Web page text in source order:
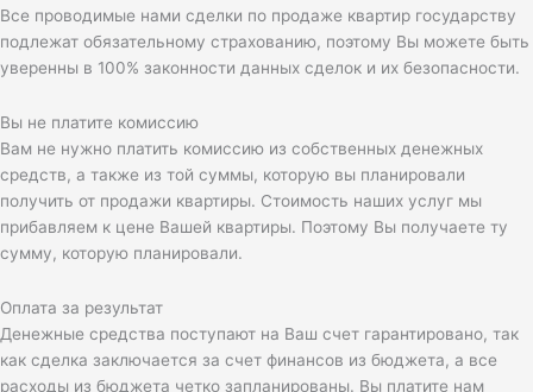
Все проводимые нами сделки по продаже квартир государству
подлежат обязательному страхованию, поэтому Вы можете быть
уверенны в 100% законности данных сделок и их безопасности.
Вы не платите комиссию
Вам не нужно платить комиссию из собственных денежных
средств, а также из той суммы, которую вы планировали
получить от продажи квартиры. Стоимость наших услуг мы
прибавляем к цене Вашей квартиры. Поэтому Вы получаете ту
сумму, которую планировали.
Оплата за результат
Денежные средства поступают на Ваш счет гарантировано, так
как сделка заключается за счет финансов из бюджета, а все
расходы из бюджета четко запланированы. Вы платите нам